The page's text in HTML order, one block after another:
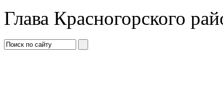
Глава Красногорского